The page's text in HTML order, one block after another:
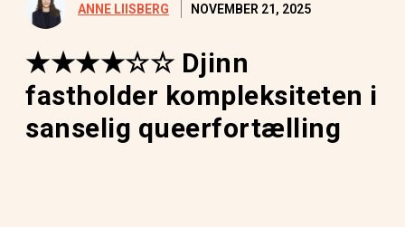
ANNE LIISBERG NOVEMBER 21, 2025
★★★★☆☆ Djinn
fastholder kompleksiteten i
sanselig queerfortælling